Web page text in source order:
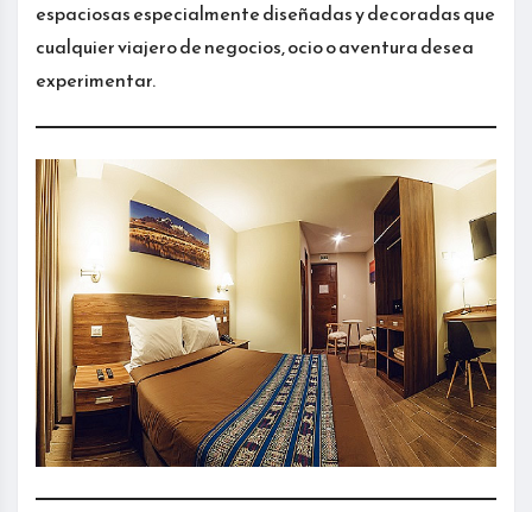
espaciosas especialmente diseñadas y decoradas que
cualquier viajero de negocios, ocio o aventura desea
experimentar.